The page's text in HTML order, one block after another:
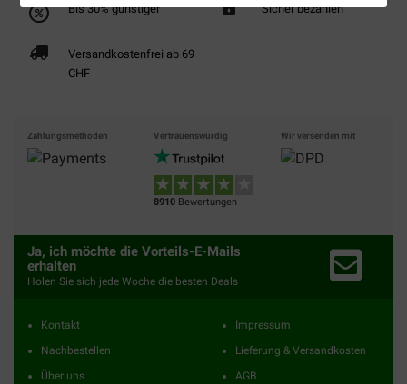
Bis 30% günstiger Sicher bezahlen
Versandkostenfrei ab 69
CHF
Zahlungsmethoden Vertrauenswürdig
8910 Bewertungen
Wir versenden mit
Ja, ich möchte die Vorteils-E-Mails
erhalten
Holen Sie sich jede Woche die besten Deals
Kontakt
Nachbestellen
Über uns
Impressum
Lieferung & Versandkosten
AGB